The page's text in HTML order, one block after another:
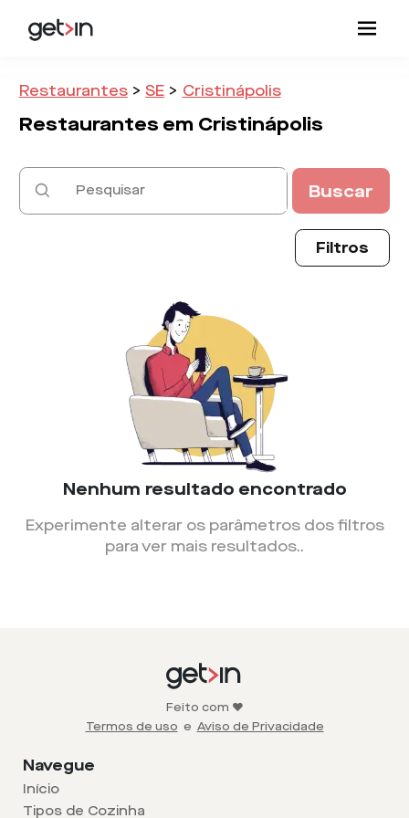
Restaurantes > SE > Cristinápolis
Restaurantes em Cristinápolis
Buscar
Filtros
Nenhum resultado encontrado
Experimente alterar os parâmetros dos filtros
para ver mais resultados..
Feito com ❤️
Termos de uso e Aviso de Privacidade
Navegue
Início
Tipos de Cozinha